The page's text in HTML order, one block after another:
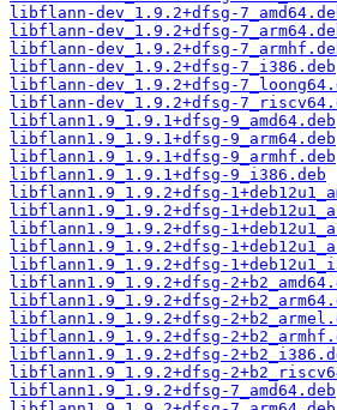
libflann-dev_1.9.2+dfsg-
libflann-dev_1.9.2+dfsg-
libflann-dev_1.9.2+dfsg-
libflann-dev_1.9.2+dfsg-7_i386.deb
libflann-dev_1.9.2+dfsg-
libflann-dev_1.9.2+dfsg-
libflann1.9_1.9.1+dfsg-9_amd64.deb
libflann1.9_1.9.1+dfsg-9_arm64.deb
libflann1.9_1.9.1+dfsg-9_armhf.deb
libflann1.9_1.9.1+dfsg-9_i386.deb
libflann1.9_1.9.2+dfsg-
libflann1.9_1.9.2+dfsg-
libflann1.9_1.9.2+dfsg-
libflann1.9_1.9.2+dfsg-
libflann1.9_1.9.2+dfsg-
libflann1.9_1.9.2+dfsg-
libflann1.9_1.9.2+dfsg-
libflann1.9_1.9.2+dfsg-
libflann1.9_1.9.2+dfsg-
libflann1.9_1.9.2+dfsg-
libflann1.9_1.9.2+dfsg-
libflann1.9_1.9.2+dfsg-7_amd64.deb